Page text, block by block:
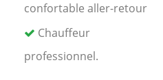
du sultan Ahmad al-
n'ont été découvertes
populaires pour les
confortable aller-retour
Chauffeur
professionnel.